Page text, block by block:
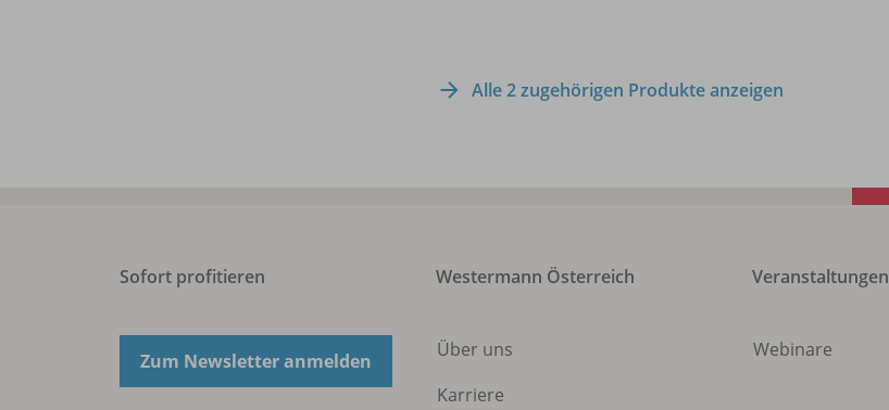
Alle 2 zugehörigen Produkte anzeigen
Sofort profitieren
Zum Newsletter anmelden
Westermann Österreich
Über uns
Karriere
Veranstaltungen
Webinare